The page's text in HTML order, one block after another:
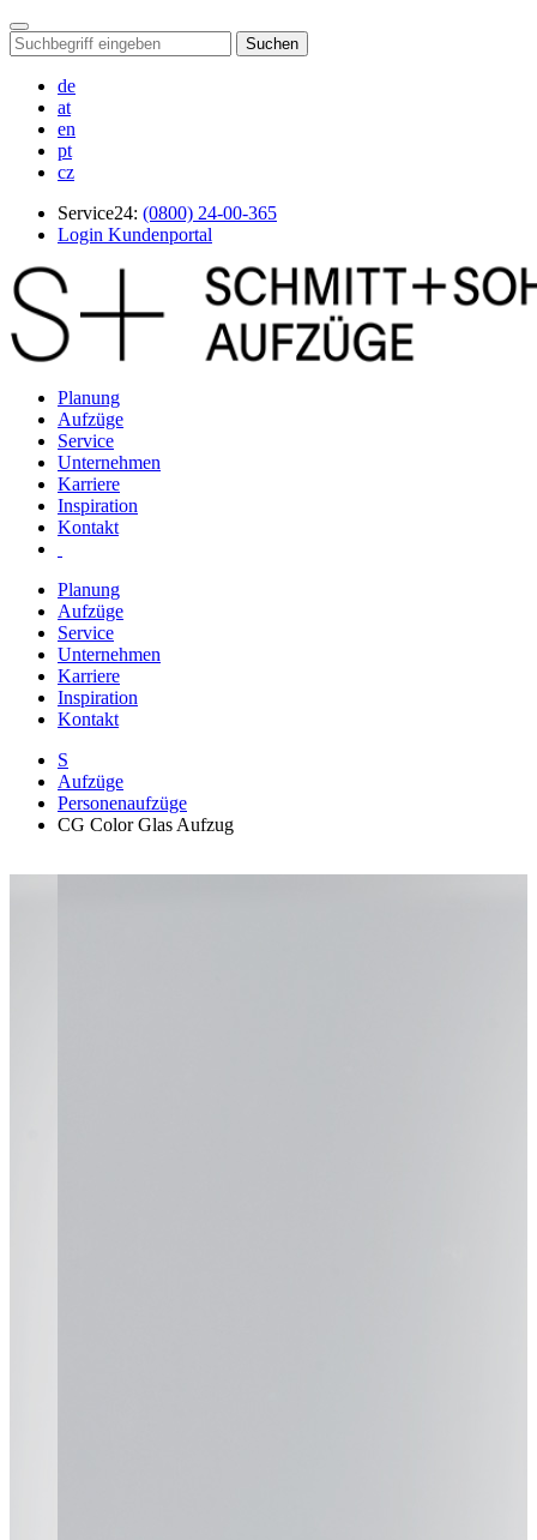
Suchen
de
at
en
pt
cz
Service24: (0800) 24-00-365
Login Kundenportal
Planung
Aufzüge
Service
Unternehmen
Karriere
Inspiration
Kontakt
Planung
Aufzüge
Service
Unternehmen
Karriere
Inspiration
Kontakt
S
Aufzüge
Personenaufzüge
CG Color Glas Aufzug